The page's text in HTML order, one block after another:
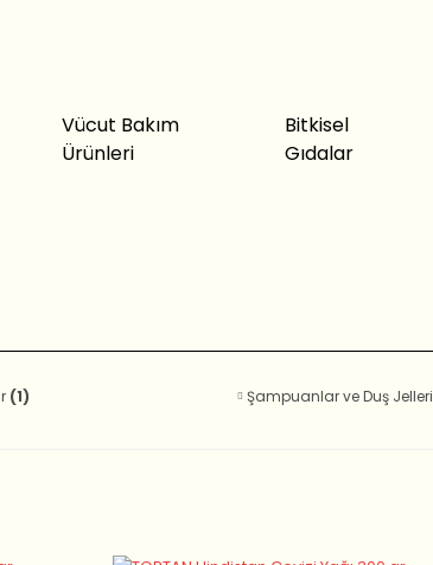
Vücut Bakım
Ürünleri
Bitkisel
Gıdalar
(1) Şampuanlar ve Duş Jelleri